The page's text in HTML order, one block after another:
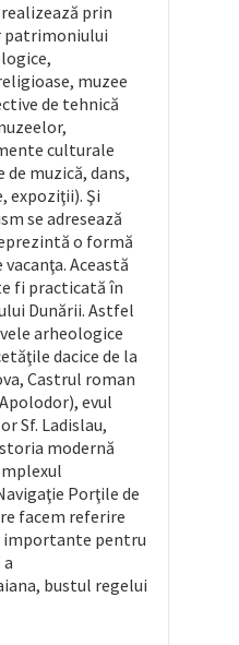
prin
patrimoniului
muzee
de tehnică
culturale
muzică, dans,
expoziţii). Şi
se adresează
o formă
Această
fi practicată în
Dunării. Astfel
arheologice
dacice de la
Castrul roman
evul
Sf. Ladislau,
modernă
Porţile de
facem referire
importante pentru
bustul regelui